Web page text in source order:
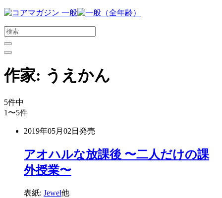
メ
ン
コ
ン
ン
ツ
ス
キ
作家: うえかん
5件中
1〜5件
2019年05月02日 発売
アオハルな放課後 〜二人だけの課
外授業〜
表紙: Jewel他